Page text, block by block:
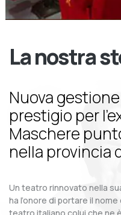
La nostra
Nuova
prestigio per
Maschere
nella provincia
Un teatro rinnovato nella
ha l’onore di portare il
teatro italiano colui che ne